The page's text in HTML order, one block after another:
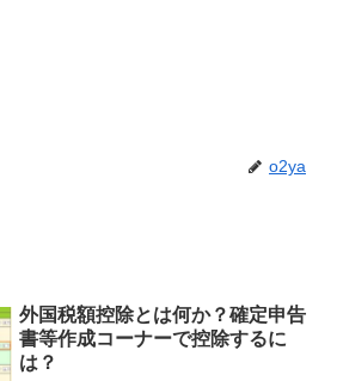
o2ya
外国税額控除とは何か？確定申告
書等作成コーナーで控除するに
は？